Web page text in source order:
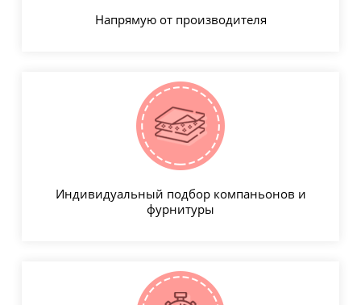
Напрямую от производителя
Индивидуальный подбор компаньонов и
фурнитуры